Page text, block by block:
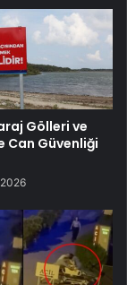
Gölleri ve
Can Güvenliği